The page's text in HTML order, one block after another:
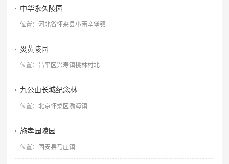
中华永久陵园
位置：河北省怀来县小南辛堡镇
炎黄陵园
位置：昌平区兴寿镇桃林村北
九公山长城纪念林
位置：北京怀柔区渤海镇
施孝园陵园
位置：固安县马庄镇